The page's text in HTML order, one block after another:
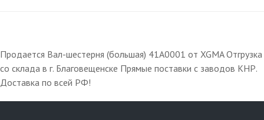
Продается Вал-шестерня (большая) 41A0001 от XGMA Отгрузка
со склада в г. Благовещенске Прямые поставки с заводов КНР.
Доставка по всей РФ!